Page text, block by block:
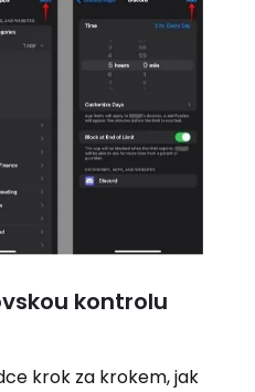
kontrolu
krok za krokem, jak